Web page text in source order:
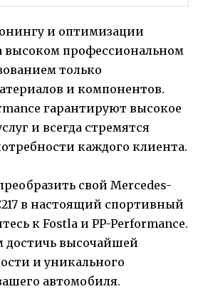
и оптимизации
профессиональном
только
и компонентов.
гарантируют высокое
и всегда стремятся
каждого клиента.
свой Mercedes-
в настоящий спортивный
к Fostla и PP-Performance.
достичь высочайшей
и уникального
автомобиля.